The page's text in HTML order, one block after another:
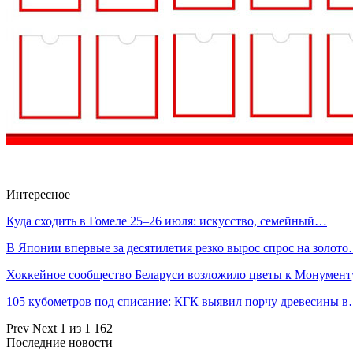
Интересное
Куда сходить в Гомеле 25–26 июля: искусство, семейный…
В Японии впервые за десятилетия резко вырос спрос на
Хоккейное сообщество Беларуси возложило цветы к
105 кубометров под списание: КГК выявил порчу древесины
Prev Next 1 из 1 162
Последние новости